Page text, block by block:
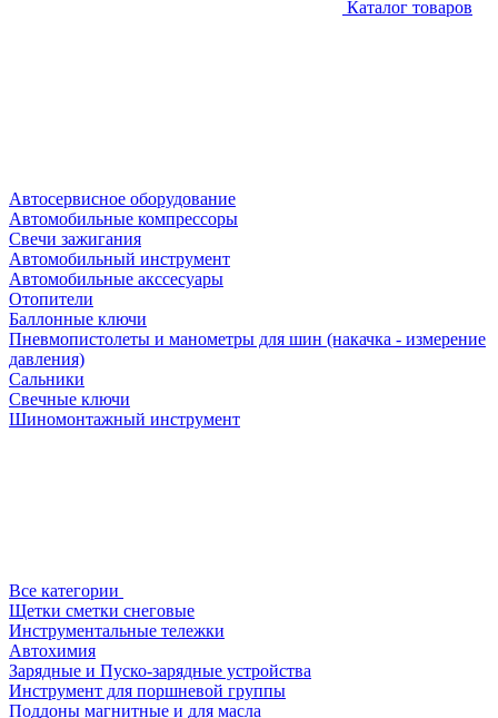
Каталог товаров
Автосервисное оборудование
Автомобильные компрессоры
Свечи зажигания
Автомобильный инструмент
Автомобильные акссесуары
Отопители
Баллонные ключи
Пневмопистолеты и манометры для шин (накачка - измерение
давления)
Сальники
Свечные ключи
Шиномонтажный инструмент
Все категории
Щетки сметки снеговые
Инструментальные тележки
Автохимия
Зарядные и Пуско-зарядные устройства
Инструмент для поршневой группы
Поддоны магнитные и для масла